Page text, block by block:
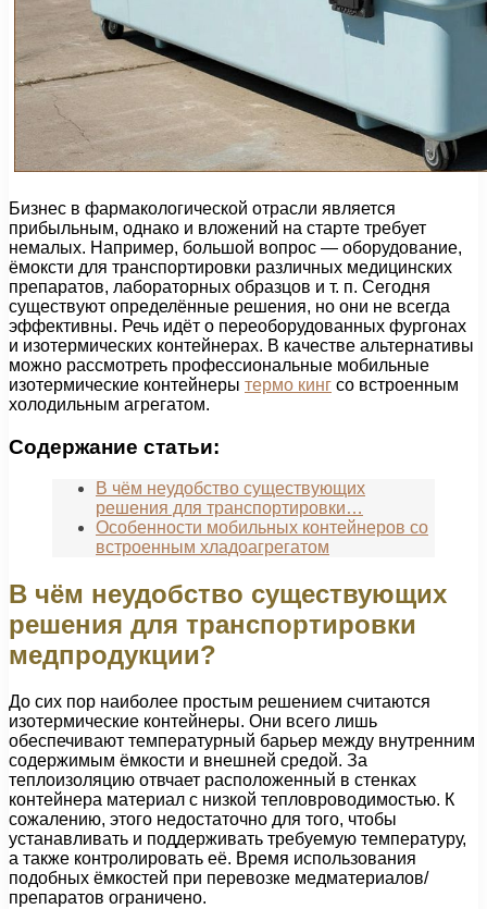
Бизнес в фармакологической отрасли является
прибыльным, однако и вложений на старте требует
немалых. Например, большой вопрос — оборудование,
ёмоксти для транспортировки различных медицинских
препаратов, лабораторных образцов и т. п. Сегодня
существуют определённые решения, но они не всегда
эффективны. Речь идёт о переоборудованных фургонах
и изотермических контейнерах. В качестве альтернативы
можно рассмотреть профессиональные мобильные
изотермические контейнеры термо кинг со встроенным
холодильным агрегатом.
Содержание статьи:
В чём неудобство существующих
решения для транспортировки…
Особенности мобильных контейнеров со
встроенным хладоагрегатом
В чём неудобство существующих
решения для транспортировки
медпродукции?
До сих пор наиболее простым решением считаются
изотермические контейнеры. Они всего лишь
обеспечивают температурный барьер между внутренним
содержимым ёмкости и внешней средой. За
теплоизоляцию отвчает расположенный в стенках
контейнера материал с низкой тепловроводимостью. К
сожалению, этого недостаточно для того, чтобы
устанавливать и поддерживать требуемую температуру,
а также контролировать её. Время использования
подобных ёмкостей при перевозке медматериалов/
препаратов ограничено.